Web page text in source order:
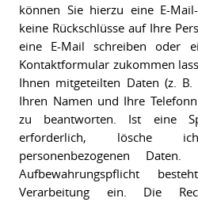
können Sie hierzu eine E-
keine Rückschlüsse auf Ihre
eine E-Mail schreiben oder
Kontaktformular zukommen
Ihnen mitgeteilten Daten (z. B.
Ihren Namen und Ihre
zu beantworten. Ist eine
erforderlich, lösche
personenbezogenen
Aufbewahrungspflicht
Verarbeitung ein. Die